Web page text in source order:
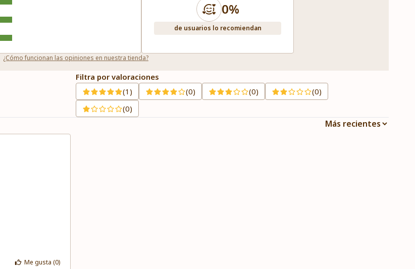
0%
de usuarios lo recomiendan
¿Cómo funcionan las opiniones en nuestra tienda?
Filtra por valoraciones
(1)
(0) (0)
(0)
(0)
Me gusta (0)